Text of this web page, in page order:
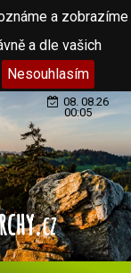
a zobrazíme
a dle vašich
Nesouhlasím
08. 08.26
00:05